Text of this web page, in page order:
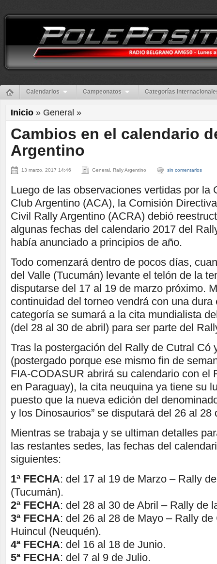
Calendarios Campeonatos Categorías
Inicio » General »
Cambios en el calendario
Argentino
13 marzo, 2017 14:46 General, Rally Argentino sin comentarios
Luego de las observaciones vertidas por la
Club Argentino (ACA), la Comisión
Civil Rally Argentino (ACRA) debió
algunas fechas del calendario 2017 del
había anunciado a principios de año.
Todo comenzará dentro de pocos días,
del Valle (Tucumán) levante el telón de la
disputarse del 17 al 19 de marzo próximo.
continuidad del torneo vendrá con una
categoría se sumará a la cita mundialista
(del 28 al 30 de abril) para ser parte del
Tras la postergación del Rally de Cutral Có
(postergado porque ese mismo fin de
FIA-CODASUR abrirá su calendario con el
en Paraguay), la cita neuquina ya tiene su
puesto que la nueva edición del
y los Dinosaurios” se disputará del 26 al 28
Mientras se trabaja y se ultiman detalles
las restantes sedes, las fechas del
siguientes:
1ª FECHA: del 17 al 19 de Marzo – Rally
(Tucumán).
2ª FECHA: del 28 al 30 de Abril – Rally de
3ª FECHA: del 26 al 28 de Mayo – Rally
Huincul (Neuquén).
4ª FECHA: del 16 al 18 de Junio.
5ª FECHA: del 7 al 9 de Julio.